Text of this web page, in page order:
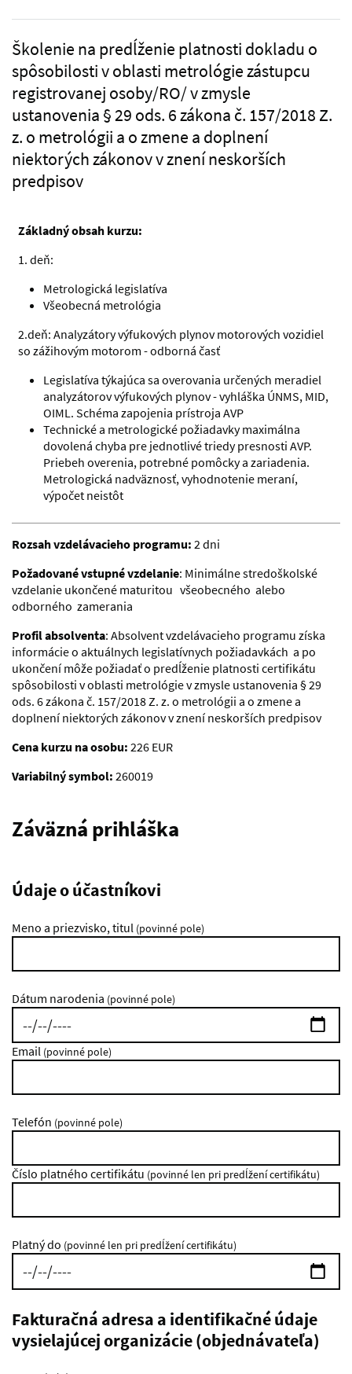
Školenie na predĺženie platnosti dokladu o
spôsobilosti v oblasti metrológie zástupcu
registrovanej osoby/RO/ v zmysle
ustanovenia § 29 ods. 6 zákona č. 157/2018 Z.
z. o metrológii a o zmene a doplnení
niektorých zákonov v znení neskorších
predpisov
Základný obsah kurzu:
1. deň:
Metrologická legislatíva
Všeobecná metrológia
2.deň: Analyzátory výfukových plynov motorových vozidiel
so zážihovým motorom - odborná časť
Legislatíva týkajúca sa overovania určených meradiel
analyzátorov výfukových plynov - vyhláška ÚNMS, MID,
OIML. Schéma zapojenia prístroja AVP
Technické a metrologické požiadavky maximálna
dovolená chyba pre jednotlivé triedy presnosti AVP.
Priebeh overenia, potrebné pomôcky a zariadenia.
Metrologická nadväznosť, vyhodnotenie meraní,
výpočet neistôt
Rozsah vzdelávacieho programu: 2 dni
Požadované vstupné vzdelanie: Minimálne stredoškolské
vzdelanie ukončené maturitou všeobecného alebo
odborného zamerania
Profil absolventa: Absolvent vzdelávacieho programu získa
informácie o aktuálnych legislatívnych požiadavkách a po
ukončení môže požiadať o predĺženie platnosti certifikátu
spôsobilosti v oblasti metrológie v zmysle ustanovenia § 29
ods. 6 zákona č. 157/2018 Z. z. o metrológii a o zmene a
doplnení niektorých zákonov v znení neskorších predpisov
Cena kurzu na osobu: 226 EUR
Variabilný symbol: 260019
Záväzná prihláška
Údaje o účastníkovi
Meno a priezvisko, titul (povinné pole)
Dátum narodenia (povinné pole)
Email (povinné pole)
Telefón (povinné pole)
Číslo platného certifikátu (povinné len pri predĺžení certifikátu)
Platný do (povinné len pri predĺžení certifikátu)
Fakturačná adresa a identifikačné údaje
vysielajúcej organizácie (objednávateľa)